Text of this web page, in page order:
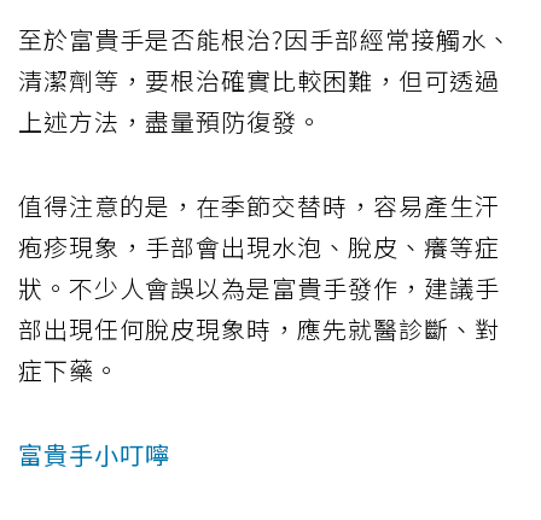
至於富貴手是否能根治?因手部經常接觸水、
清潔劑等，要根治確實比較困難，但可透過
上述方法，盡量預防復發。
值得注意的是，在季節交替時，容易產生汗
疱疹現象，手部會出現水泡、脫皮、癢等症
狀。不少人會誤以為是富貴手發作，建議手
部出現任何脫皮現象時，應先就醫診斷、對
症下藥。
富貴手小叮嚀